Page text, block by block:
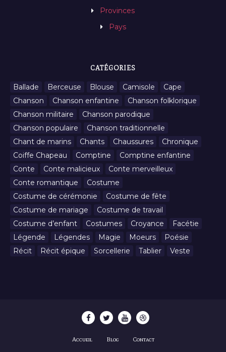
Provinces
Pays
CATÉGORIES
Ballade Berceuse Blouse Camisole
Cape
Chanson
Chanson enfantine
Chanson folklorique
Chanson militaire
Chanson parodique
Chanson populaire
Chanson traditionnelle
Chant de marins
Chants Chaussures
Chronique
Coiffe Chapeau
Comptine
Comptine enfantine
Conte
Conte malicieux
Conte merveilleux
Conte romantique
Costume
Costume de cérémonie
Costume de fête
Costume de mariage
Costume de travail
Costume d’enfant
Costumes Croyance
Facétie
Légende
Légendes Magie Moeurs
Poésie
Récit
Récit épique Sorcellerie Tablier Veste
Accueil Blog Contact